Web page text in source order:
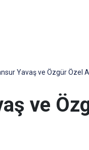
Yavaş ve Özgür Özel
ve